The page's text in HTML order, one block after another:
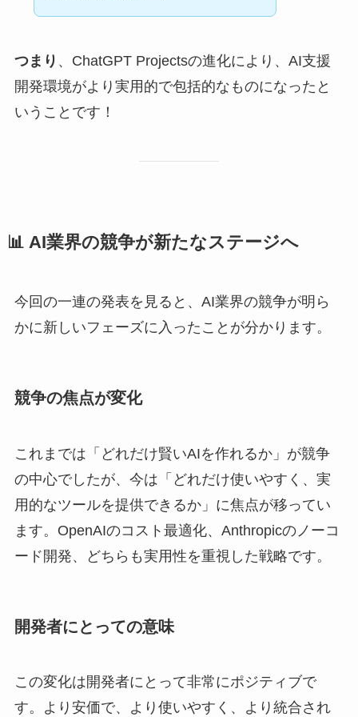
つまり 、ChatGPT Projectsの進化により、AI支援
開発環境がより実用的で包括的なものになったと
いうことです！
📊 AI業界の競争が新たなステージへ
今回の一連の発表を見ると、AI業界の競争が明ら
かに新しいフェーズに入ったことが分かります。
競争の焦点が変化
これまでは「どれだけ賢いAIを作れるか」が競争
の中心でしたが、今は「どれだけ使いやすく、実
用的なツールを提供できるか」に焦点が移ってい
ます。OpenAIのコスト最適化、Anthropicのノーコ
ード開発、どちらも実用性を重視した戦略です。
開発者にとっての意味
この変化は開発者にとって非常にポジティブで
す。より安価で、より使いやすく、より統合され